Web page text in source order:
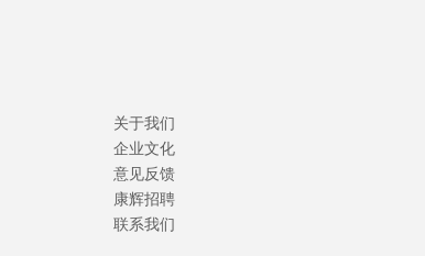
关于我们
企业文化
意见反馈
康辉招聘
联系我们